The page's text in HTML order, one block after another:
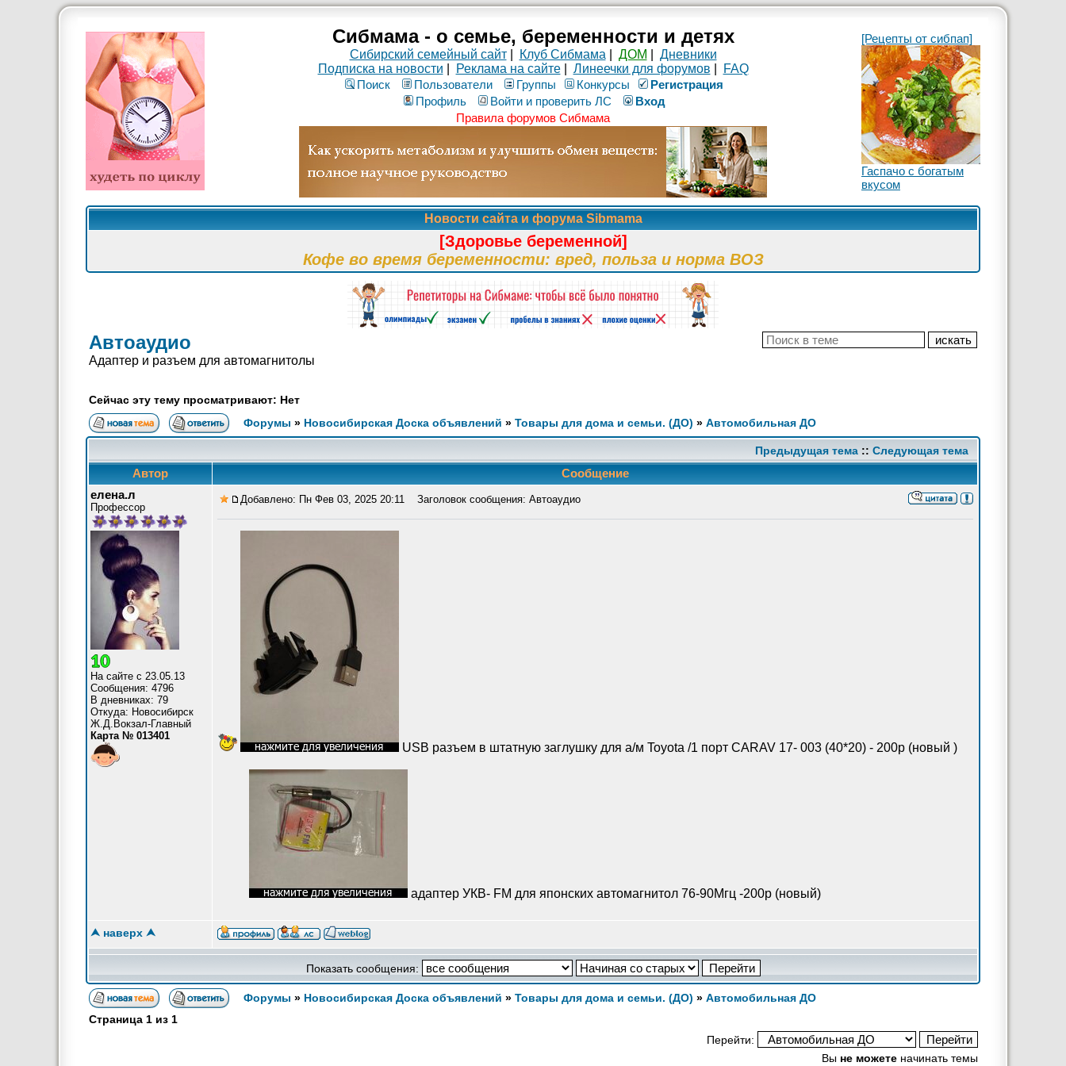
Сибмама - о семье, беременности и детях
Сибирский семейный сайт| Клуб Сибмама ДОМ
Дневники
Подписка на новости
Реклама на сайте| Линеечки для форумов
FAQ
Поиск
Пользователи Группы Конкурсы
Рeгиcтpaция
Профиль
Войти и проверить ЛС
Вход
Правила форумов Сибмама
[Рецепты от сибпап]
Гаспачо с богатым
вкусом
Новости сайта и форума Sibmama
[Здоровье беременной]
Кофе во время беременности: вред, польза и норма ВОЗ
Автоаудио
Адаптер и разъем для автомагнитолы
Сейчас эту тему просматривают: Нет
Форумы » Новосибирская Доска объявлений » Товары для дома и семьи. (ДО) » Автомобильная ДО
Предыдущая тема :: Следующая тема
Автор
Сообщение
елена.л
Профессор
На сайте с 23.05.13
Сообщения: 4796
В дневниках: 79
Откуда: Новосибирск
Ж.Д.Вокзал-Главный
Карта № 013401
Добавлено: Пн Фев 03, 2025 20:11 Заголовок сообщения: Автоаудио
USB разъем в штатную заглушку для а/м Toyota /1 порт CARAV 17- 003 (40*20) - 200р (новый )
адаптер УКВ- FM для японских автомагнитол 76-90Мгц -200р (новый)
⮝ наверх ⮝
Показать сообщения:
Форумы » Новосибирская Доска объявлений » Товары для дома и семьи. (ДО) » Автомобильная ДО
Страница 1 из 1
Перейти:
Вы не можете начинать темы